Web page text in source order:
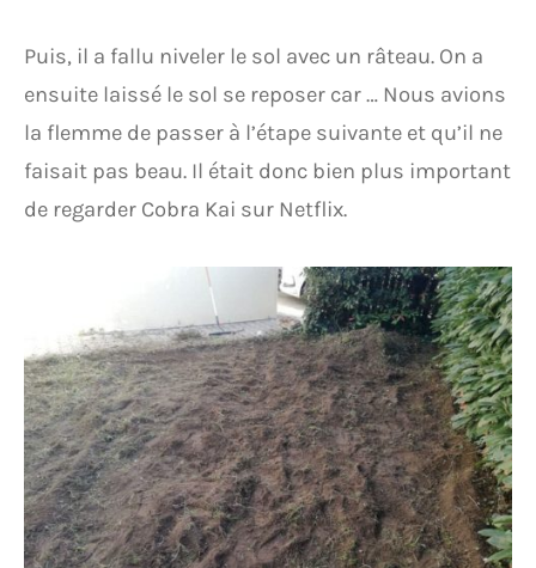
Puis, il a fallu niveler le sol avec un râteau. On a
ensuite laissé le sol se reposer car … Nous avions
la flemme de passer à l’étape suivante et qu’il ne
faisait pas beau. Il était donc bien plus important
de regarder Cobra Kai sur Netflix.